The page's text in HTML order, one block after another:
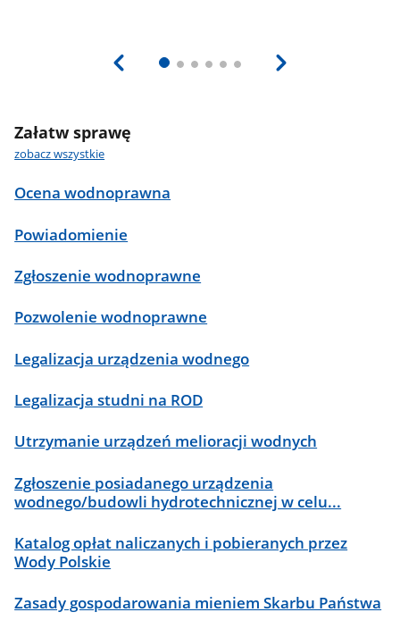
Załatw sprawę
zobacz wszystkie
Ocena wodnoprawna
Powiadomienie
Zgłoszenie wodnoprawne
Pozwolenie wodnoprawne
Legalizacja urządzenia wodnego
Legalizacja studni na ROD
Utrzymanie urządzeń melioracji wodnych
Zgłoszenie posiadanego urządzenia
wodnego/budowli hydrotechnicznej w celu...
Katalog opłat naliczanych i pobieranych przez
Wody Polskie
Zasady gospodarowania mieniem Skarbu Państwa